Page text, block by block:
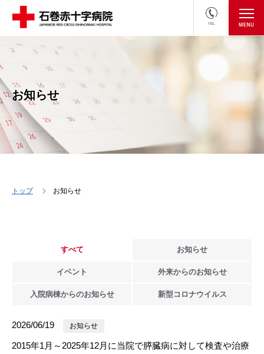
TEL
医療関係者の方
お知らせ
トップ お知らせ
すべて お知らせ
イベント 外来からのお知らせ
入院病棟からのお知らせ 新型 コロナウイルス
2026/06/19 お知らせ
2015年1月～2025年12月に当院で膵臓病に対して検査や治療